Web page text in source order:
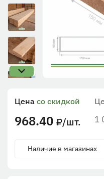
1
Цена со скидкой
968.40 ₽/шт.
Наличие в магазинах